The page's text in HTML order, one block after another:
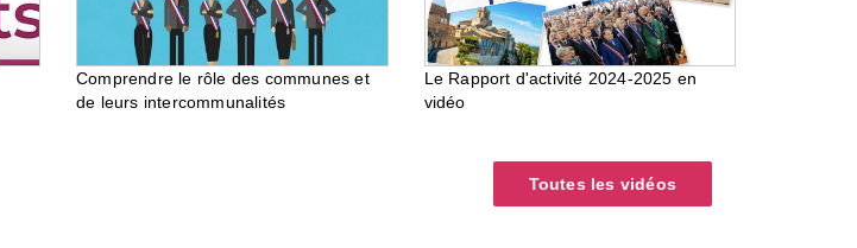
Comprendre le rôle des communes et
de leurs intercommunalités
Le Rapport d'activité 2024-2025 en
vidéo
Toutes les vidéos